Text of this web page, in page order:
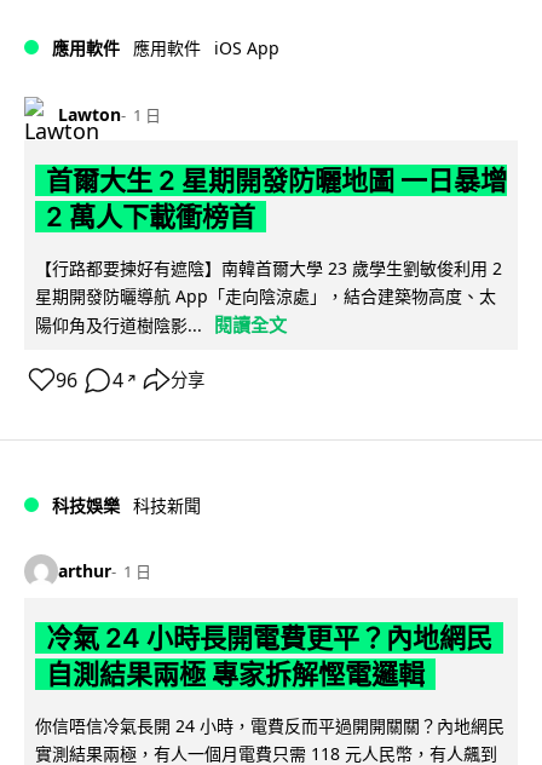
應用軟件 應用軟件 iOS App
Lawton 1 日
首爾大生 2 星期開發防曬地圖 一日暴增
2 萬人下載衝榜首
【行路都要揀好有遮陰】南韓首爾大學 23 歲學生劉敏俊利用 2
星期開發防曬導航 App「走向陰涼處」，結合建築物高度、太
陽仰角及行道樹陰影...
閱讀全文
96 4 ↗ 分享
科技娛樂 科技新聞
arthur 1 日
冷氣 24 小時長開電費更平？內地網民
自測結果兩極 專家拆解慳電邏輯
你信唔信冷氣長開 24 小時，電費反而平過開開關關？內地網民
實測結果兩極，有人一個月電費只需 118 元人民幣，有人飆到